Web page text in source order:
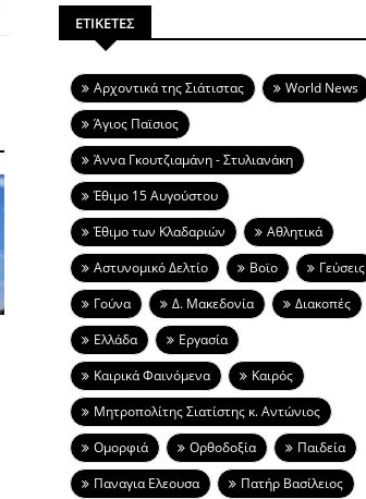
ΕΤΙΚΕΤΕΣ
Aρχοντικά της Σιάτιστας
World News
Άγιος Παϊσιος
Άννα Γκουτζιαμάνη - Στυλιανάκη
Έθιμο 15 Αυγούστου
Έθιμο των Κλαδαριών
Αθλητικά
Αστυνομικό Δελτίο
Βοϊο
Γεύσεις
Γούνα
Δ. Μακεδονία
Διακοπές
Ελλάδα
Εργασία
Καιρικά Φαινόμενα
Καιρός
Μητροπολίτης Σιατίστης κ. Αντώνιος
Ομορφιά
Ορθοδοξία
Παιδεία
Παναγια Ελεουσα
Πατήρ Βασίλειος